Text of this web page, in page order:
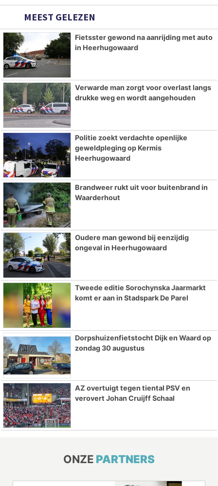
MEEST GELEZEN
Fietsster gewond na aanrijding met auto
in Heerhugowaard
Verwarde man zorgt voor overlast langs
drukke weg en wordt aangehouden
Politie zoekt verdachte openlijke
geweldpleging op Kermis
Heerhugowaard
Brandweer rukt uit voor buitenbrand in
Waarderhout
Oudere man gewond bij eenzijdig
ongeval in Heerhugowaard
Tweede editie Sorochynska Jaarmarkt
komt er aan in Stadspark De Parel
Dorpshuizenfietstocht Dijk en Waard op
zondag 30 augustus
AZ overtuigt tegen tiental PSV en
verovert Johan Cruijff Schaal
ONZE PARTNERS